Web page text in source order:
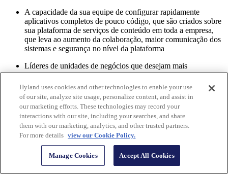
A capacidade da sua equipe de configurar rapidamente
aplicativos completos de pouco código, que são criados sobre
sua plataforma de serviços de conteúdo em toda a empresa,
que leva ao aumento da colaboração, maior comunicação dos
sistemas e segurança no nível da plataforma
Líderes de unidades de negócios que desejam mais
informações de desenvolvimento sobre os recursos e a
usabilidade dos aplicativos que seus funcionários da linha de
frente usarão para atender às expectativas dos clientes
6. Faça sua estratégia de nuvem decolar
O que significa:as empresas financeiras estão correndo para migrar
para uma solução de nuvem com valor agregado. Uma solução de
continuidade de negócios, visibilidade de conteúdo, maior resiliência
Hyland uses cookies and other technologies to enable your use
of our site, analyze site usage, personalize content, and assist in
our marketing efforts. These technologies may record your
interactions with our site, including your searches, and share
them with our marketing, analytics, and other trusted partners.
For more details view our Cookie Policy.
Manage Cookies Accept All Cookies